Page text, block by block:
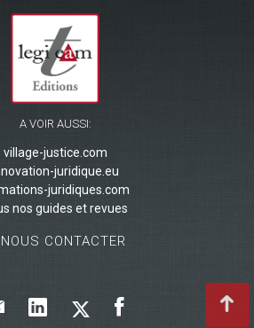
A VOIR AUSSI:
village-justice.com
juridique.eu
juridiques.com
nos guides et revues
NOUS CONTACTER